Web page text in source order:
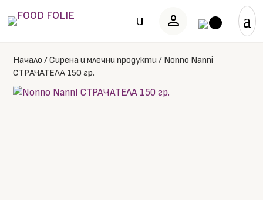
person
U
Начало /Сирена и млечни продукти / Nonno Nanni
СТРАЧАТЕЛА 150 гр.